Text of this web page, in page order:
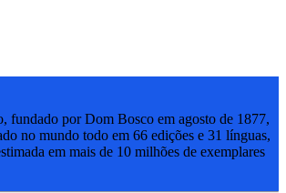
fundado por Dom Bosco em agosto de 1877,
no mundo todo em 66 edições e 31 línguas,
em mais de 10 milhões de exemplares